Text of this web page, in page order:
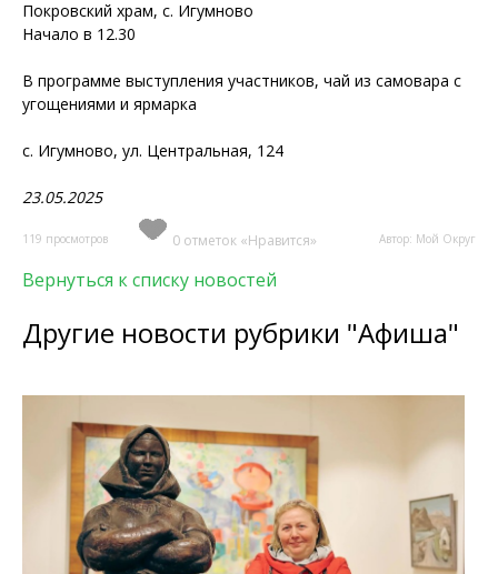
Покровский храм, с. Игумново
Начало в 12.30
В программе выступления участников, чай из самовара с
угощениями и ярмарка
с. Игумново, ул. Центральная, 124
23.05.2025
119 просмотров 0 отметок «Нравится» Автор: Мой Округ
Вернуться к списку новостей
Другие новости рубрики "Афиша"